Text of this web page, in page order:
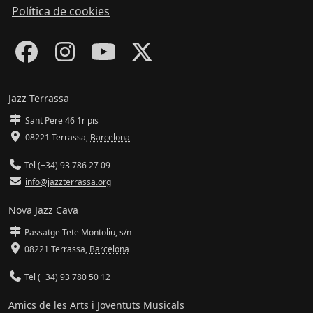
Política de cookies
Jazz Terrassa
Sant Pere 46 1r pis
08221 Terrassa, Barcelona
Tel (+34) 93 786 27 09
info@jazzterrassa.org
Nova Jazz Cava
Passatge Tete Montoliu, s/n
08221 Terrassa, Barcelona
Tel (+34) 93 780 50 12
Amics de les Arts i Joventuts Musicals